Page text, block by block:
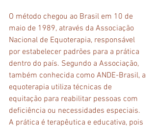
O método chegou ao Brasil em 10 de
maio de 1989, através da Associação
Nacional de Equoterapia, responsável
por estabelecer padrões para a prática
dentro do país. Segundo a Associação,
também conhecida como ANDE-Brasil, a
equoterapia utiliza técnicas de
equitação para reabilitar pessoas com
deficiência ou necessidades especiais.
A prática é terapêutica e educativa, pois